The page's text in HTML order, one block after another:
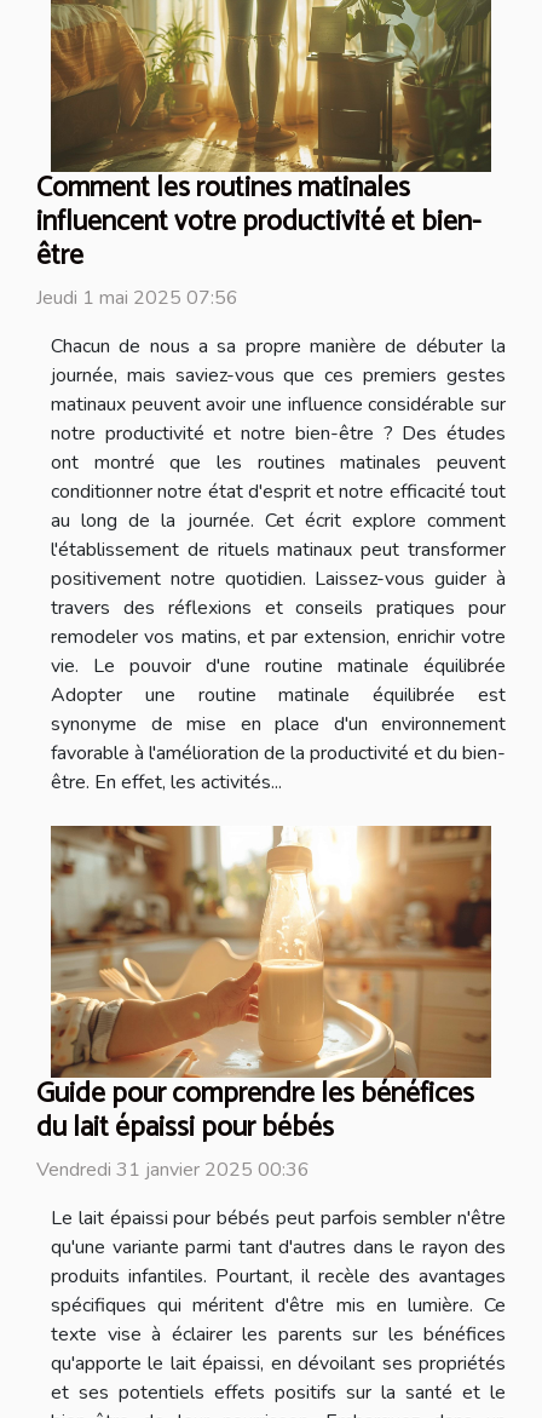
Comment les routines matinales
influencent votre productivité et bien-
être
Jeudi 1 mai 2025 07:56
Chacun de nous a sa propre manière de débuter la
journée, mais saviez-vous que ces premiers gestes
matinaux peuvent avoir une influence considérable sur
notre productivité et notre bien-être ? Des études
ont montré que les routines matinales peuvent
conditionner notre état d'esprit et notre efficacité tout
au long de la journée. Cet écrit explore comment
l'établissement de rituels matinaux peut transformer
positivement notre quotidien. Laissez-vous guider à
travers des réflexions et conseils pratiques pour
remodeler vos matins, et par extension, enrichir votre
vie. Le pouvoir d'une routine matinale équilibrée
Adopter une routine matinale équilibrée est
synonyme de mise en place d'un environnement
favorable à l'amélioration de la productivité et du bien-
être. En effet, les activités...
Guide pour comprendre les bénéfices
du lait épaissi pour bébés
Vendredi 31 janvier 2025 00:36
Le lait épaissi pour bébés peut parfois sembler n'être
qu'une variante parmi tant d'autres dans le rayon des
produits infantiles. Pourtant, il recèle des avantages
spécifiques qui méritent d'être mis en lumière. Ce
texte vise à éclairer les parents sur les bénéfices
qu'apporte le lait épaissi, en dévoilant ses propriétés
et ses potentiels effets positifs sur la santé et le